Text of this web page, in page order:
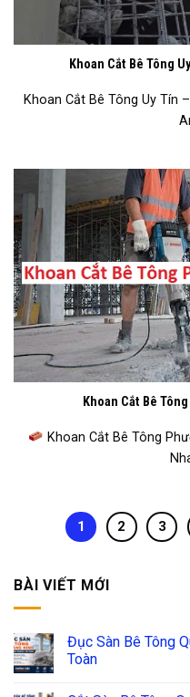
Khoan Cắt Bê Tông
Khoan Cắt Bê Tông Uy Tín
Khoan Cắt Bê
Khoan Cắt Bê Tông
1 2 3
BÀI VIẾT MỚI
Đục Sàn Bê Tông
Toàn